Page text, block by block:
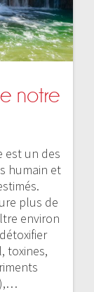
notre
est un des
humain et
plus de
environ
toxines,